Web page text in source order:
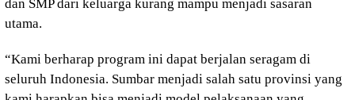
dan SMP dari keluarga kurang mampu menjadi sasaran
utama.
“Kami berharap program ini dapat berjalan seragam di
seluruh Indonesia. Sumbar menjadi salah satu provinsi yang